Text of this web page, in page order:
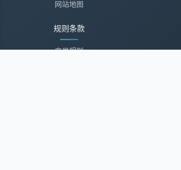
网站地图
规则条款
交易规则